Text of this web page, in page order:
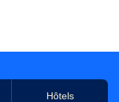
Hôtels